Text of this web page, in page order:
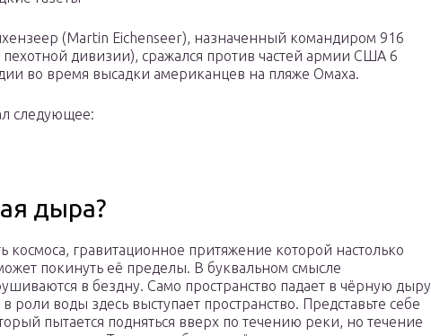
(Martin Eichenseer), назначенный командиром 916
пехотной дивизии), сражался против частей армии США 6
во время высадки американцев на пляже Омаха.
следующее:
дыра?
космоса, гравитационное притяжение которой настолько
покинуть её пределы. В буквальном смысле
в бездну. Само пространство падает в чёрную дыру
роли воды здесь выступает пространство. Представьте себе
пытается подняться вверх по течению реки, но течение